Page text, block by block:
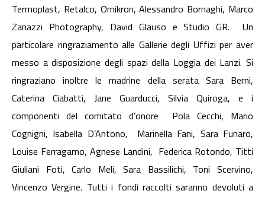
Termoplast, Retalco, Omikron, Alessandro Bornaghi, Marco
Zanazzi Photography, David Glauso e Studio GR. Un
particolare ringraziamento alle Gallerie degli Uffizi per aver
messo a disposizione degli spazi della Loggia dei Lanzi. Si
ringraziano inoltre le madrine della serata Sara Berni,
Caterina Ciabatti, Jane Guarducci, Silvia Quiroga, e i
componenti del comitato d’onore Pola Cecchi, Mario
Cognigni, Isabella D’Antono, Marinella Fani, Sara Funaro,
Louise Ferragamo, Agnese Landini, Federica Rotondo, Titti
Giuliani Foti, Carlo Meli, Sara Bassilichi, Toni Scervino,
Vincenzo Vergine. Tutti i fondi raccolti saranno devoluti a